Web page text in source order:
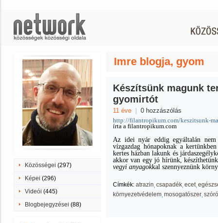
Közösségei (297)
Képei (296)
Videói (445)
Blogbejegyzései (88)
Imre blogja, gyom
Készítsünk magunk
gyomirtót
11 éve 0 hozzászólás
http://filantropikum.com/keszitsunk-
írta a filantropikum.com
Az idei nyár eddig egyáltalán nem
vízgazdag hónapoknak a
kertes házban lakunk és
akkor van egy jó hírünk,
vegyi anyagokkal szennyeznünk
Címkék: atrazin csapadék ecet
környezetvédelem mosogatószer